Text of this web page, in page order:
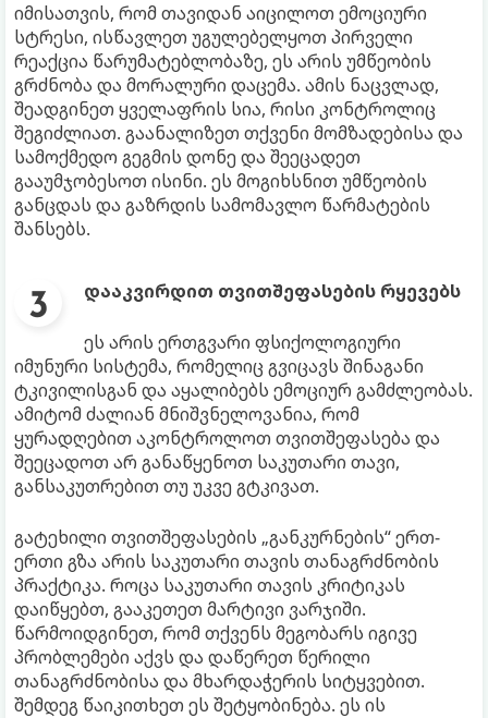
იმისათვის, რომ თავიდან აიცილოთ ემოციური
სტრესი, ისწავლეთ უგულებელყოთ პირველი
რეაქცია წარუმატებლობაზე, ეს არის უმწეობის
გრძნობა და მორალური დაცემა. ამის ნაცვლად,
შეადგინეთ ყველაფრის სია, რისი კონტროლიც
შეგიძლიათ. გაანალიზეთ თქვენი მომზადებისა და
სამოქმედო გეგმის დონე და შეეცადეთ
გააუმჯობესოთ ისინი. ეს მოგიხსნით უმწეობის
განცდას და გაზრდის სამომავლო წარმატების
შანსებს.
დააკვირდით თვითშეფასების რყევებს
ეს არის ერთგვარი ფსიქოლოგიური
იმუნური სისტემა, რომელიც გვიცავს შინაგანი
ტკივილისგან და აყალიბებს ემოციურ გამძლეობას.
ამიტომ ძალიან მნიშვნელოვანია, რომ
ყურადღებით აკონტროლოთ თვითშეფასება და
შეეცადოთ არ განაწყენოთ საკუთარი თავი,
განსაკუთრებით თუ უკვე გტკივათ.
გატეხილი თვითშეფასების „განკურნების“ ერთ-
ერთი გზა არის საკუთარი თავის თანაგრძნობის
პრაქტიკა. როცა საკუთარი თავის კრიტიკას
დაიწყებთ, გააკეთეთ მარტივი ვარჯიში.
წარმოიდგინეთ, რომ თქვენს მეგობარს იგივე
პრობლემები აქვს და დაწერეთ წერილი
თანაგრძნობისა და მხარდაჭერის სიტყვებით.
შემდეგ წაიკითხეთ ეს შეტყობინება. ეს ის